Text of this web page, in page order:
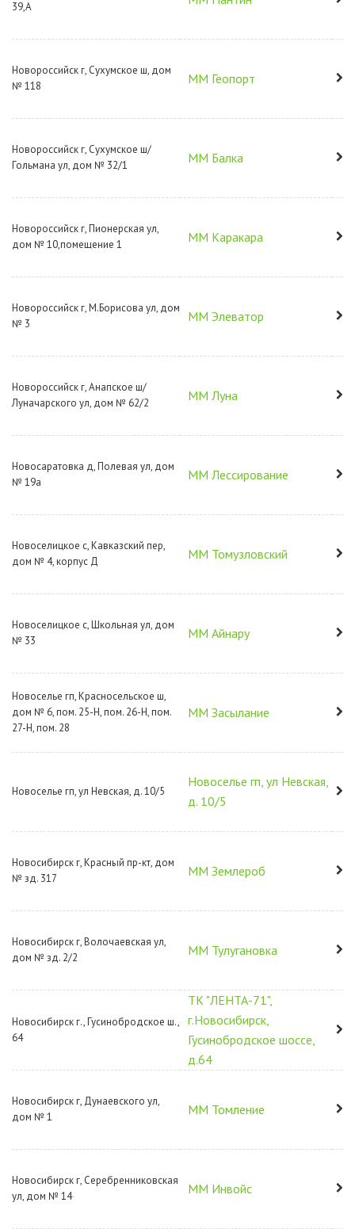
39,А
Новороссийск г, Сухумское ш, дом
№ 118
ММ Геопорт
Новороссийск г, Сухумское ш/
Гольмана ул, дом № 32/1
ММ Балка
Новороссийск г, Пионерская ул,
дом № 10,помещение 1
ММ Каракара
Новороссийск г, М.Борисова ул, дом
№ 3
ММ Элеватор
Новороссийск г, Анапское ш/
Луначарского ул, дом № 62/2
ММ Луна
Новосаратовка д, Полевая ул, дом
№ 19а
ММ Лессирование
Новоселицкое с, Кавказский пер,
дом № 4, корпус Д
ММ Томузловский
Новоселицкое с, Школьная ул, дом
№ 33
ММ Айнару
Новоселье гп, Красносельское ш,
дом № 6, пом. 25-Н, пом. 26-Н, пом.
27-Н, пом. 28
ММ Засылание
Новоселье гп, ул Невская, д. 10/5
Новоселье гп, ул Невская,
д. 10/5
Новосибирск г, Красный пр-кт, дом
№ зд. 317
ММ Землероб
Новосибирск г, Волочаевская ул,
дом № зд. 2/2
ММ Тулугановка
Новосибирск г., Гусинобродское ш.,
64
ТК "ЛЕНТА-71",
г.Новосибирск,
Гусинобродское шоссе,
д.64
Новосибирск г, Дунаевского ул,
дом № 1
ММ Томление
Новосибирск г, Серебренниковская
ул, дом № 14
ММ Инвойс